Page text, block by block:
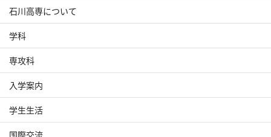
石川高専について
学科
専攻科
入学案内
学生生活
国際交流